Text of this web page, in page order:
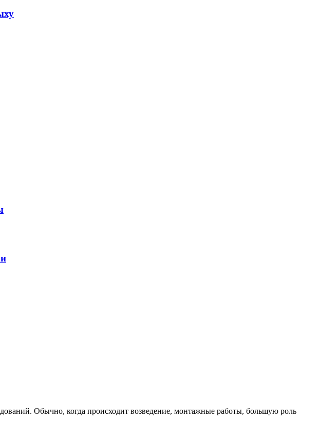
Обычно, когда происходит возведение, монтажные работы, большую роль